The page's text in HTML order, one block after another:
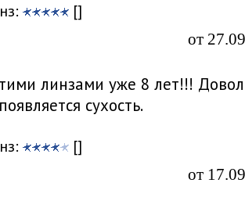
[]
от
линзами уже 8 лет!!!
сухость.
[]
от